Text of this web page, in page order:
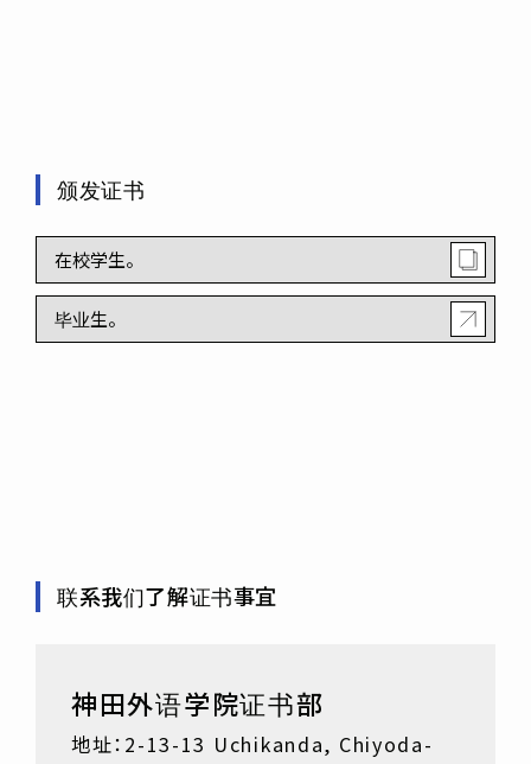
颁发证书
在校学生。
毕业生。
联系我们了解证书事宜
神田外语学院证书部
地址：2-13-13 Uchikanda, Chiyoda-